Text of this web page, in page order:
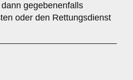
gegebenenfalls
oder den Rettungsdienst